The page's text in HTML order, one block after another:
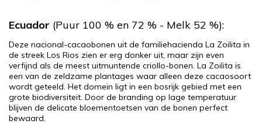
Ecuador (Puur 100 % en 72 % - Melk 52 %):
Deze nacional-cacaobonen uit de familiehacienda La Zoilita in
de streek Los Rios zien er erg donker uit, maar zijn even
verfijnd als de meest uitmuntende criollo-bonen. La Zoilita is
een van de zeldzame plantages waar alleen deze cacaosoort
wordt geteeld. Het domein ligt in een bosrijk gebied met een
grote biodiversiteit. Door de branding op lage temperatuur
blijven de delicate bloementoetsen van de bonen perfect
bewaard.